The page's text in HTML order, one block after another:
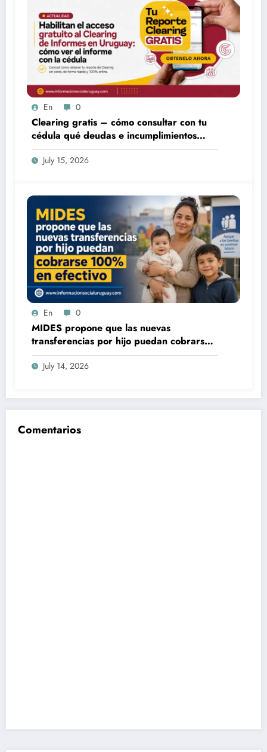
En 0
Clearing gratis – cómo consultar con tu
cédula qué deudas e incumplimientos
tenés
July 15, 2026
En 0
MIDES propone que las nuevas
transferencias por hijo puedan cobrarse
100% en efectivo: qué cambiaría desde
2027July 14, 2026
Comentarios